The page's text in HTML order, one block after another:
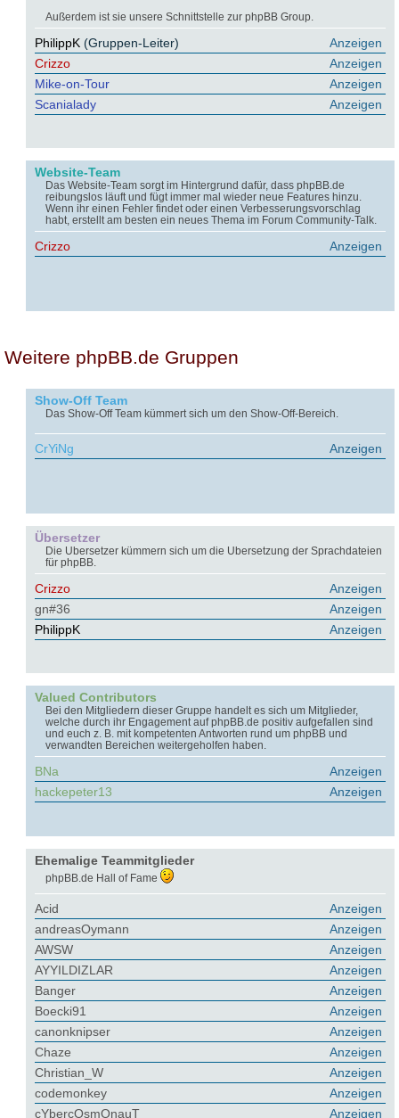
Außerdem ist sie unsere Schnittstelle zur phpBB Group.
Anzeigen
PhilippK (Gruppen-Leiter)
Anzeigen
Crizzo
Anzeigen
Mike-on-Tour
Anzeigen
Scanialady
Website-Team
Das Website-Team sorgt im Hintergrund dafür, dass phpBB.de
reibungslos läuft und fügt immer mal wieder neue Features hinzu.
Wenn ihr einen Fehler findet oder einen Verbesserungsvorschlag
habt, erstellt am besten ein neues Thema im Forum Community-Talk.
Anzeigen
Crizzo
Weitere phpBB.de Gruppen
Show-Off Team
Das Show-Off Team kümmert sich um den Show-Off-Bereich.
Anzeigen
CrYiNg
Übersetzer
Die Übersetzer kümmern sich um die Übersetzung der Sprachdateien
für phpBB.
Anzeigen
Crizzo
Anzeigen
gn#36
Anzeigen
PhilippK
Valued Contributors
Bei den Mitgliedern dieser Gruppe handelt es sich um Mitglieder,
welche durch ihr Engagement auf phpBB.de positiv aufgefallen sind
und euch z. B. mit kompetenten Antworten rund um phpBB und
verwandten Bereichen weitergeholfen haben.
Anzeigen
BNa
Anzeigen
hackepeter13
Ehemalige Teammitglieder
phpBB.de Hall of Fame
Anzeigen
Acid
Anzeigen
andreasOymann
Anzeigen
AWSW
Anzeigen
AYYILDIZLAR
Anzeigen
Banger
Anzeigen
Boecki91
Anzeigen
canonknipser
Anzeigen
Chaze
Anzeigen
Christian_W
Anzeigen
codemonkey
Anzeigen
cYbercOsmOnauT